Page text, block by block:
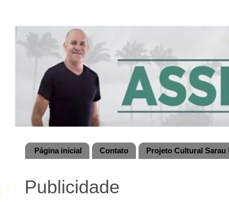
Página inicial Contato Projeto Cultural
Publicidade